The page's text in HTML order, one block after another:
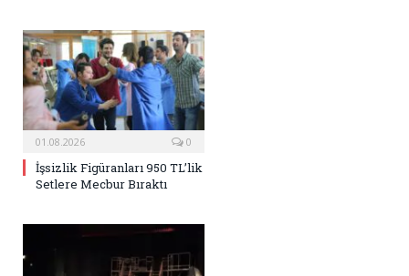
01.08.2026 0
İşsizlik Figüranları 950 TL’lik
Setlere Mecbur Bıraktı